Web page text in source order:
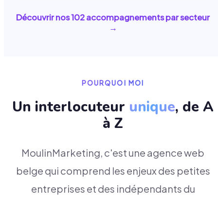
Découvrir nos102accompagnements par secteur
→
POURQUOI MOI
Un interlocuteur unique, de A
à Z
MoulinMarketing, c'est une agence web
belge qui comprend les enjeux des petites
entreprises et des indépendants du